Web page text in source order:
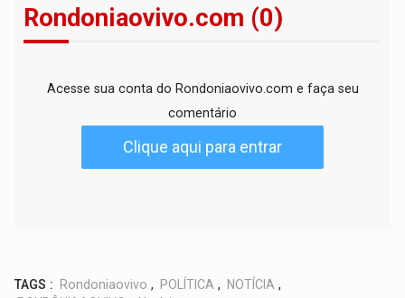
Rondoniaovivo.com (0)
Acesse sua conta do Rondoniaovivo.com e faça seu
comentário
Clique aqui para entrar
TAGS : Rondoniaovivo , POLÍTICA , NOTÍCIA ,